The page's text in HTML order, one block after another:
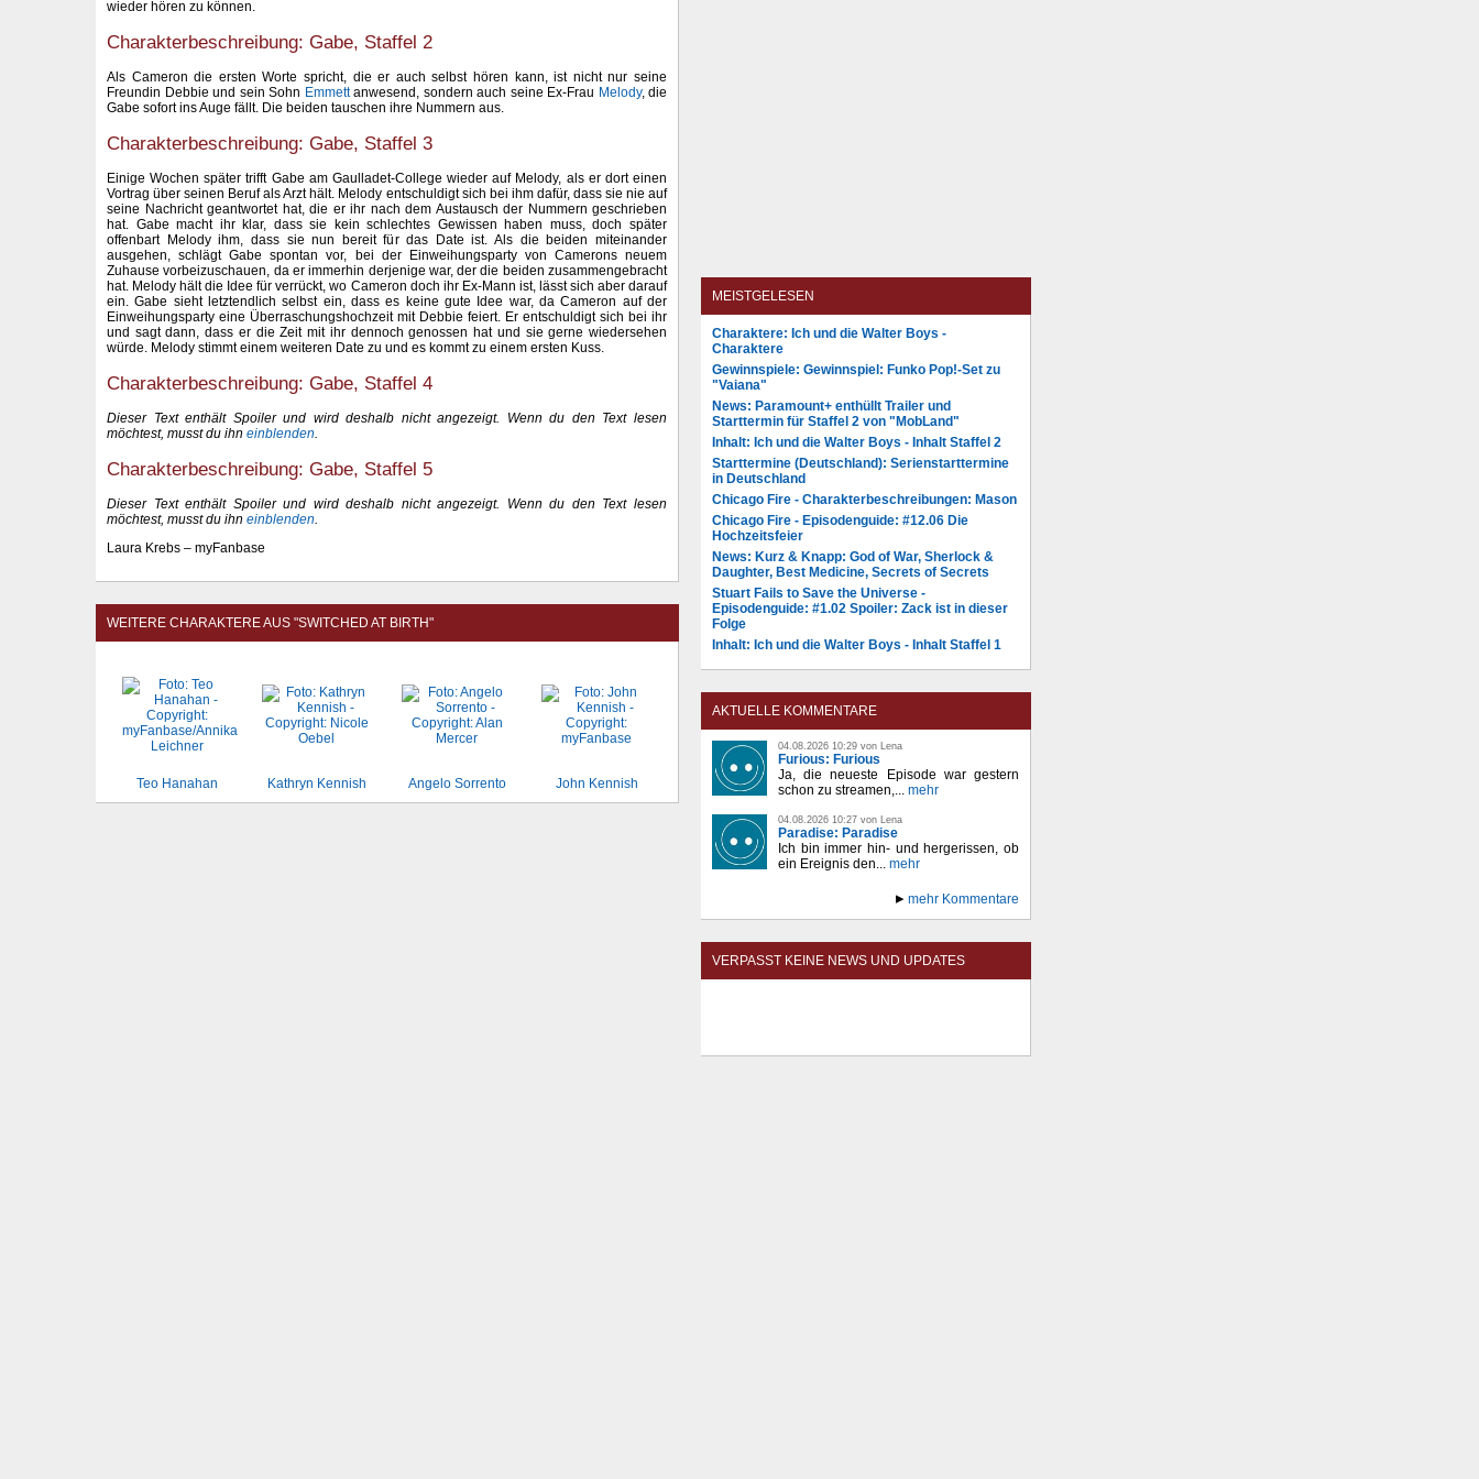
wieder hören zu können.
Charakterbeschreibung: Gabe, Staffel 2
Als Cameron die ersten Worte spricht, die er auch selbst hören kann, ist nicht nur seine
Freundin Debbie und sein Sohn Emmettanwesend, sondern auch seine Ex-Frau Melody, die
Gabe sofort ins Auge fällt. Die beiden tauschen ihre Nummern aus.
Charakterbeschreibung: Gabe, Staffel 3
Einige Wochen später trifft Gabe am Gaulladet-College wieder auf Melody, als er dort einen
Vortrag über seinen Beruf als Arzt hält. Melody entschuldigt sich bei ihm dafür, dass sie nie auf
seine Nachricht geantwortet hat, die er ihr nach dem Austausch der Nummern geschrieben
hat. Gabe macht ihr klar, dass sie kein schlechtes Gewissen haben muss, doch später
offenbart Melody ihm, dass sie nun bereit für das Date ist. Als die beiden miteinander
ausgehen, schlägt Gabe spontan vor, bei der Einweihungsparty von Camerons neuem
Zuhause vorbeizuschauen, da er immerhin derjenige war, der die beiden zusammengebracht
hat. Melody hält die Idee für verrückt, wo Cameron doch ihr Ex-Mann ist, lässt sich aber darauf
ein. Gabe sieht letztendlich selbst ein, dass es keine gute Idee war, da Cameron auf der
Einweihungsparty eine Überraschungshochzeit mit Debbie feiert. Er entschuldigt sich bei ihr
und sagt dann, dass er die Zeit mit ihr dennoch genossen hat und sie gerne wiedersehen
würde. Melody stimmt einem weiteren Date zu und es kommt zu einem ersten Kuss.
Charakterbeschreibung: Gabe, Staffel 4
Dieser Text enthält Spoiler und wird deshalb nicht angezeigt. Wenn du den Text lesen
möchtest, musst du ihn einblenden.
Charakterbeschreibung: Gabe, Staffel 5
Dieser Text enthält Spoiler und wird deshalb nicht angezeigt. Wenn du den Text lesen
möchtest, musst du ihn einblenden.
Laura Krebs – myFanbase
WEITERE CHARAKTERE AUS "SWITCHED AT BIRTH"
Teo Hanahan Kathryn Kennish Angelo Sorrento John Kennish
MEISTGELESEN
Charaktere: Ich und die Walter Boys -
Charaktere
Gewinnspiele: Gewinnspiel: Funko Pop!-Set zu
"Vaiana"
News: Paramount+ enthüllt Trailer und
Starttermin für Staffel 2 von "MobLand"
Inhalt: Ich und die Walter Boys - Inhalt Staffel 2
Starttermine (Deutschland): Serienstarttermine
in Deutschland
Chicago Fire - Charakterbeschreibungen: Mason
Chicago Fire - Episodenguide: #12.06 Die
Hochzeitsfeier
News: Kurz & Knapp: God of War, Sherlock &
Daughter, Best Medicine, Secrets of Secrets
Stuart Fails to Save the Universe -
Episodenguide: #1.02 Spoiler: Zack ist in dieser
Folge
Inhalt: Ich und die Walter Boys - Inhalt Staffel 1
AKTUELLE KOMMENTARE
04.08.2026 10:29 von Lena
Furious: Furious
Ja, die neueste Episode war gestern
schon zu streamen,... mehr
04.08.2026 10:27 von Lena
Paradise: Paradise
Ich bin immer hin- und hergerissen, ob
ein Ereignis den... mehr
mehr Kommentare
VERPASST KEINE NEWS UND UPDATES